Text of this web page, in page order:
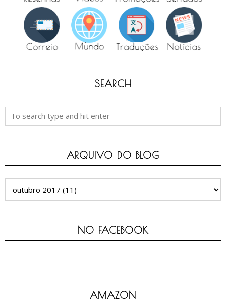
SEARCH
ARQUIVO DO BLOG
NO FACEBOOK
AMAZON